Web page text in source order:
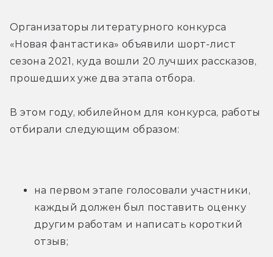
Организаторы литературного конкурса
«Новая фантастика» объявили шорт-лист
сезона 2021, куда вошли 20 лучших рассказов,
прошедших уже два этапа отбора.
В этом году, юбилейном для конкурса, работы
отбирали следующим образом:
на первом этапе голосовали участники,
каждый должен был поставить оценку
другим работам и написать короткий
отзыв;